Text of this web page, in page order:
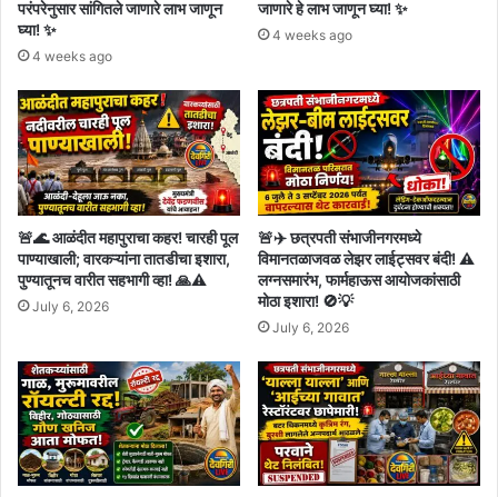
परंपरेनुसार सांगितले जाणारे लाभ जाणून
घ्या! ✨
4 weeks ago
जाणारे हे लाभ जाणून घ्या! ✨
4 weeks ago
🚨🌊 आळंदीत महापुराचा कहर! चारही पूल
पाण्याखाली; वारकऱ्यांना तातडीचा इशारा,
पुण्यातूनच वारीत सहभागी व्हा! 🙏⚠️
July 6, 2026
🚨✈️ छत्रपती संभाजीनगरमध्ये
विमानतळाजवळ लेझर लाईट्सवर बंदी! ⚠️
लग्नसमारंभ, फार्महाऊस आयोजकांसाठी
मोठा इशारा! 🚫💡
July 6, 2026